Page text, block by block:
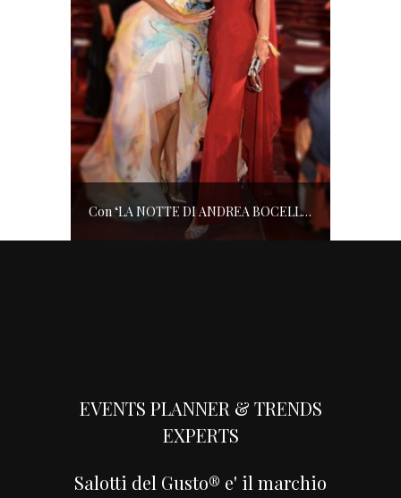
Con ‘LA NOTTE DI ANDREA BOCELLI’ l’ARENA si accende di musica e solidarietà! I SALOTTI DEL GUSTO conquistano tutti; tra gli ospiti, RICHARD GERE
EVENTS PLANNER & TRENDS
EXPERTS
Salotti del Gusto® e' il marchio